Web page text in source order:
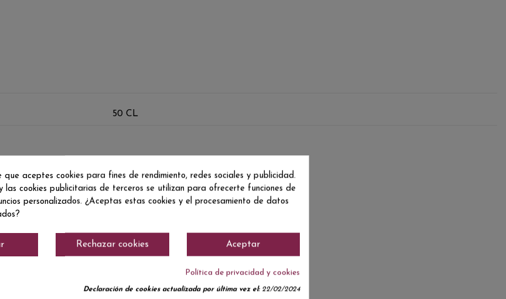
50 CL
No hay reseñas de clientes en este momento.
aceptes cookies para fines de rendimiento, redes sociales y publicidad.
las cookies publicitarias de terceros se utilizan para ofrecerte funciones de
personalizados. ¿Aceptas estas cookies y el procesamiento de datos
Aceptar
Rechazar cookies
Política de privacidad y cookies
Declaración de cookies actualizada por última vez el:22/02/2024